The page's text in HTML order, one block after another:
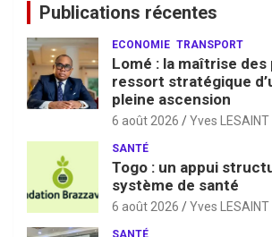
Publications récentes
ECONOMIE TRANSPORT
Lomé : la maîtrise des
ressort stratégique
pleine ascension
6 août 2026 Yves LESAINT
SANTÉ
Togo : un appui
système de santé
6 août 2026 Yves LESAINT
SANTÉ